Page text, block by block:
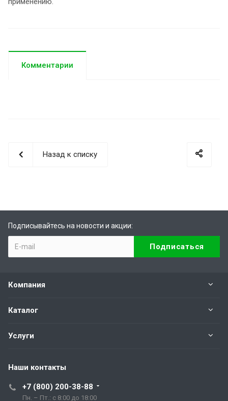
Комментарии
Назад к списку
Подписывайтесь на новости и акции:
Компания
Каталог
Услуги
Наши контакты
+7 (800) 200-38-88
Пн. – Пт.: с 8:00 до 18:00